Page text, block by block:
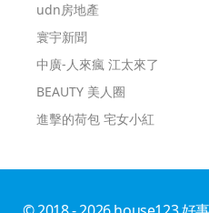
udn房地產
寰宇新聞
中廣-人來瘋 江太來了
BEAUTY 美人圈
進擊的荷包 宅女小紅